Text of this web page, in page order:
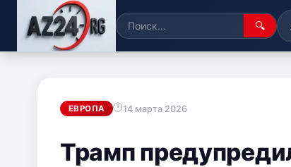
🔍
ЕВРОПА 14 марта 2026
Трамп